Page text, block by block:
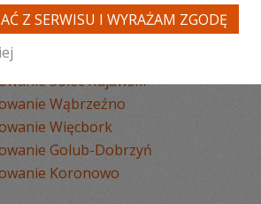
Chełmno
Mogilno
Ciechocinek
Solec Kujawski
Wąbrzeźno
Więcbork
Golub-Dobrzyń
Koronowo
Z SERWISU I WYRAŻAM ZGODĘ